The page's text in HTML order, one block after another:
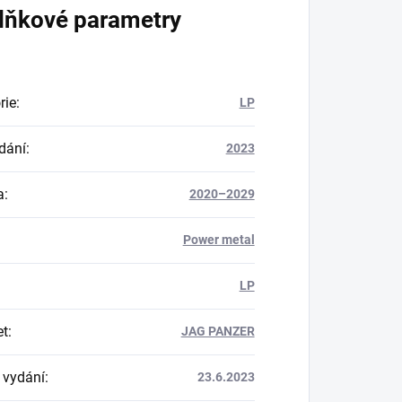
parametry
: LP
: 2023
: 2020–2029
Power metal
LP
: JAG PANZER
: 23.6.2023